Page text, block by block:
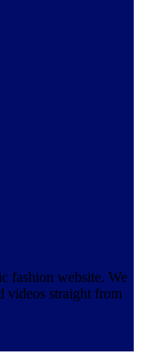
fashion website. We
videos straight from